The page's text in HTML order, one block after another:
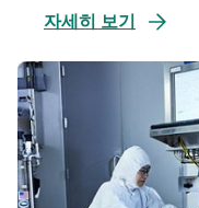
자세히 보기
새
열
림